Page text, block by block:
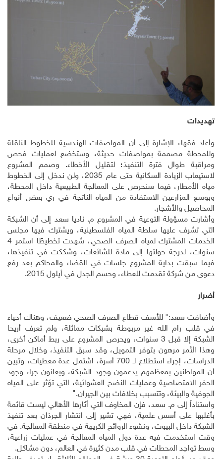
تهديدات
وأعاد فقهاء الإشارة إلى أن المواصفات الهندسية للخطوط الناقلة
وللمحطة مصممة بمواصفات حديثة، وستخضع لعمليات فحص
ومراقبة طوال فترة التنفيذ؛ لتقليل الأخطاء. وصمم المشروع
لاستيعاب الزيادة السكانية حتى عام 2035، ولن ندخل إلى الخطوط
مياه الأمطار، فيما سنحرص على المعالجة الطبيعية داخل المحطة،
وبوسع المزارعين الاستفادة من المياه الناتجة في ري بعض أنواع
المحاصيل والأشجار.
وأشارت مسؤولة التوعية في المشروع م. ناديا سعد إلى أن الشبكة
التي تشرف عليها سلطة المياه الفلسطينية، ويشترك فيها مجلس
الخدمات المشترك لمياه الصرف الصحي، شهدت تخطيطًا استمر 4
سنوات، لدرجة حولتها إلى مادة للشائعات، وشككت في تنفيذها،
فيما سبقت بداية المشروع جلسات في القضاء والمحاكم بعد رفع
دعوى من شركة تقدمت للعطاء، وحسم الجدل في أيلول 2015.
أضرار
وأضافت سعد:" للأسف قطاع الصرف الصحي ضعيف، وهناك أحياء
في قلب رام الله غير مربوطة بشبكات مماثلة، ولم تعرف أريحا
الشبكة إلا قبل 3 سنوات، ويحرص المشروع على ربط أماكن أخرى،
وهذا الأمر مرهون بتوفر التمويل، وقد سبق التنفيذ، وخلال مرحلة
الدراسات، إجراء استطلاع لـ 700 أسرة، اشتمل عدة معطيات، وتبين
أن المواطنين بمعظمهم يدعمون وجود الشبكة، ويعانون جراء وجود
الحفر الامتصاصية وعمليات النضح العشوائية، التي تؤثر على المياه
الجوفية والبيئة، وتتسبب بخلافات بين الجيران."
واستناداً إلى م. سعد، فإن المخاوف التي أثارها الأهالي ليست قائمة
بأغلبها على أسس علمية، فهي تشير إلى انتشار الجرذان بعد تنفيذ
الشبكة داخل البيوت، ونشوء الروائح الكريهة في منطقة المعالجة. في
وقت استخدمت فيه عدة دول المياه المعالجة في عمليات زراعية،
وسط تواجد المحطات في قلب مدن كثيرة في العالم، دون مشاكل.